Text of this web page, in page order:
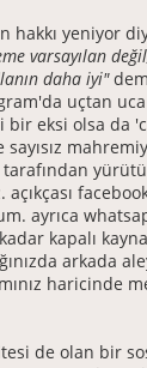
hakkı yeniyor
varsayılan
daha iyi"
uçtan
bir eksi olsa da
ayrıca
kapalı
arkada
haricinde
de olan bir